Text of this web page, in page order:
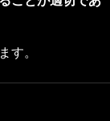
す。